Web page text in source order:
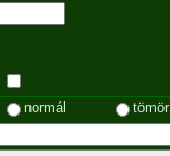
normál tömör